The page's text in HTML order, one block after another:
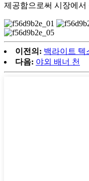
제공함으로써 시장에
이전의: 백라이트 텍
다음: 야외 배너 천